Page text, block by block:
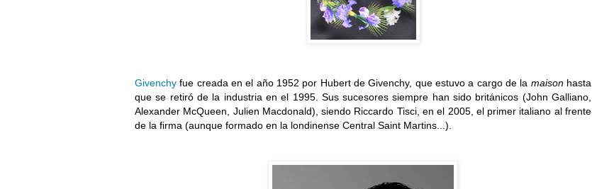
Givenchy fue creada en el año 1952 por Hubert de Givenchy, que estuvo a cargo de la maisonhasta
que se retiró de la industria en el 1995. Sus sucesores siempre han sido británicos (John Galliano,
Alexander McQueen, Julien Macdonald), siendo Riccardo Tisci, en el 2005, el primer italiano al frente
de la firma (aunque formado en la londinense Central Saint Martins...).